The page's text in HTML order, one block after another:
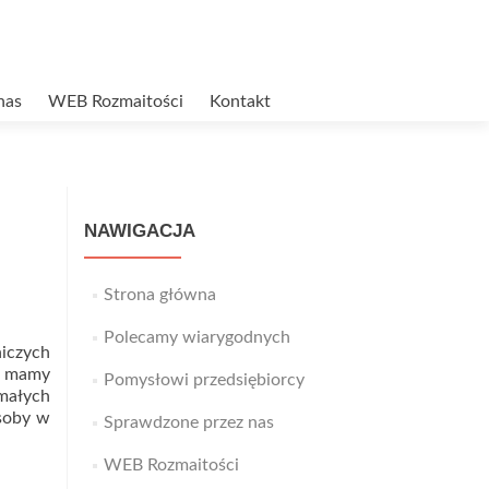
WEB Rozmaitości Kontakt
w
NAWIGACJA
Strona główna
Polecamy wiarygodnych
Pomysłowi przedsiębiorcy
Sprawdzone przez nas
WEB Rozmaitości